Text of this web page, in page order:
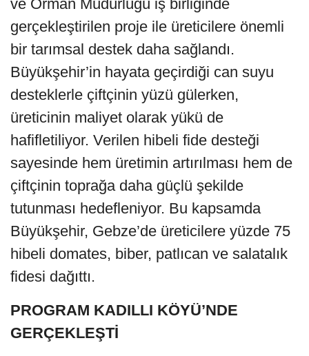
ve Orman Müdürlüğü iş birliğinde
gerçekleştirilen proje ile üreticilere önemli
bir tarımsal destek daha sağlandı.
Büyükşehir’in hayata geçirdiği can suyu
desteklerle çiftçinin yüzü gülerken,
üreticinin maliyet olarak yükü de
hafifletiliyor. Verilen hibeli fide desteği
sayesinde hem üretimin artırılması hem de
çiftçinin toprağa daha güçlü şekilde
tutunması hedefleniyor. Bu kapsamda
Büyükşehir, Gebze’de üreticilere yüzde 75
hibeli domates, biber, patlıcan ve salatalık
fidesi dağıttı.
PROGRAM KADILLI KÖYÜ’NDE
GERÇEKLEŞTİ